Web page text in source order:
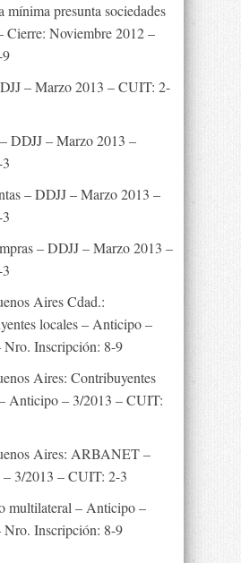
mínima presunta sociedades
Cierre: Noviembre 2012 –
– Marzo 2013 – CUIT: 2-
DDJJ – Marzo 2013 –
– DDJJ – Marzo 2013 –
– DDJJ – Marzo 2013 –
Aires Cdad.:
locales – Anticipo –
Nro. Inscripción: 8-9
Aires: Contribuyentes
Anticipo – 3/2013 – CUIT:
Aires: ARBANET –
3/2013 – CUIT: 2-3
multilateral – Anticipo –
Nro. Inscripción: 8-9